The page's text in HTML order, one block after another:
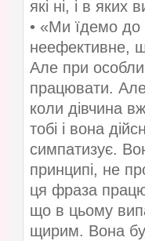
які ні, і в яких
• «Ми їдемо
неефективне,
Але при
працювати.
коли дівчина
тобі і вона
симпатизує.
принципі, не
ця фраза
що в цьому
щирим. Вона